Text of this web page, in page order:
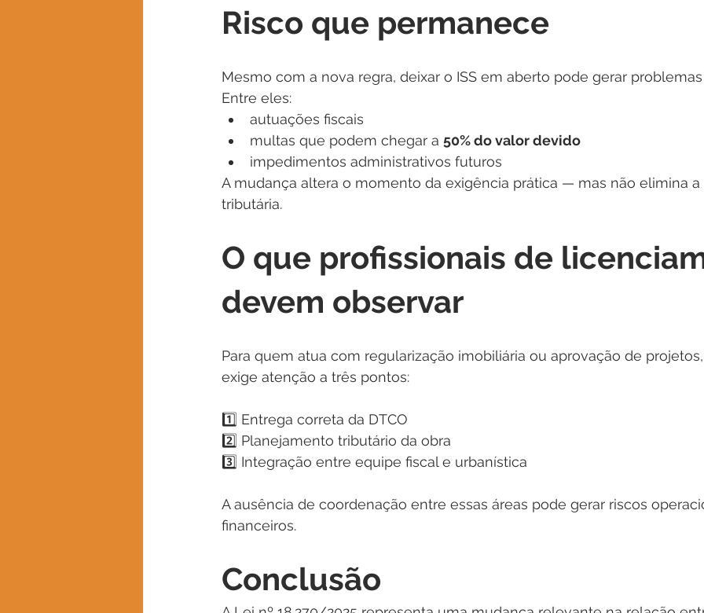
Risco que permanece
Mesmo com a nova regra, deixar o ISS em aberto pode gerar
Entre eles:
autuações fiscais
multas que podem chegar a 50% do valor devido
impedimentos administrativos futuros
A mudança altera o momento da exigência prática — mas não elimina a
tributária.
O que profissionais de
devem observar
Para quem atua com regularização imobiliária ou aprovação de
exige atenção a três pontos:
1️⃣ Entrega correta da DTCO
2️⃣ Planejamento tributário da obra
3️⃣ Integração entre equipe fiscal e urbanística
A ausência de coordenação entre essas áreas pode gerar riscos
financeiros.
Conclusão